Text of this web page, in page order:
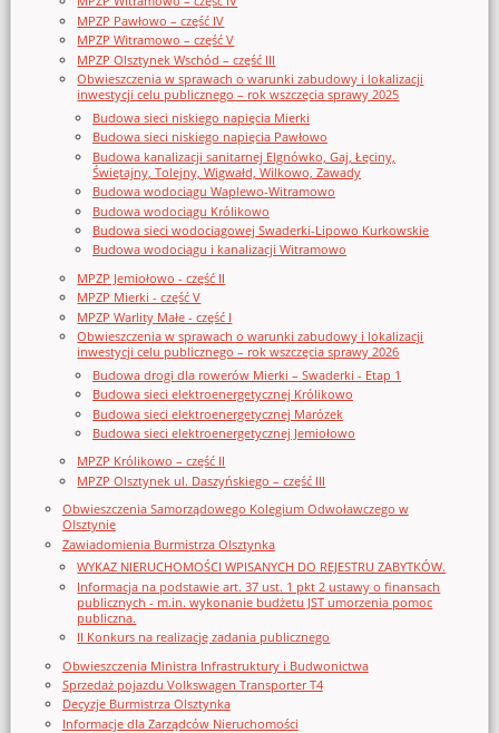
MPZP Pawłowo – część IV
MPZP Witramowo – część V
MPZP Olsztynek Wschód – część III
Obwieszczenia w sprawach o warunki zabudowy i lokalizacji
inwestycji celu publicznego – rok wszczęcia sprawy 2025
Budowa sieci niskiego napięcia Mierki
Budowa sieci niskiego napięcia Pawłowo
Budowa kanalizacji sanitarnej Elgnówko, Gaj, Łęciny,
Świętajny, Tolejny, Wigwałd, Wilkowo, Zawady
Budowa wodociągu Waplewo-Witramowo
Budowa wodociągu Królikowo
Budowa sieci wodociągowej Swaderki-Lipowo Kurkowskie
Budowa wodociągu i kanalizacji Witramowo
MPZP Jemiołowo - część II
MPZP Mierki - część V
MPZP Warlity Małe - część I
Obwieszczenia w sprawach o warunki zabudowy i lokalizacji
inwestycji celu publicznego – rok wszczęcia sprawy 2026
Budowa drogi dla rowerów Mierki – Swaderki - Etap 1
Budowa sieci elektroenergetycznej Królikowo
Budowa sieci elektroenergetycznej Marózek
Budowa sieci elektroenergetycznej Jemiołowo
MPZP Królikowo – część II
MPZP Olsztynek ul. Daszyńskiego – część III
Obwieszczenia Samorządowego Kolegium Odwoławczego w
Olsztynie
Zawiadomienia Burmistrza Olsztynka
WYKAZ NIERUCHOMOŚCI WPISANYCH DO REJESTRU ZABYTKÓW.
Informacja na podstawie art. 37 ust. 1 pkt 2 ustawy o finansach
publicznych - m.in. wykonanie budżetu JST umorzenia pomoc
publiczna.
II Konkurs na realizację zadania publicznego
Obwieszczenia Ministra Infrastruktury i Budwonictwa
Sprzedaż pojazdu Volkswagen Transporter T4
Decyzje Burmistrza Olsztynka
Informacje dla Zarządców Nieruchomości